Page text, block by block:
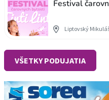
Festival
Liptovský
VŠETKY PODUJATIA